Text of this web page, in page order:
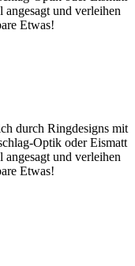
angesagt und verleihen
Etwas!
durch Ringdesigns mit
Optik oder Eismatt
angesagt und verleihen
Etwas!